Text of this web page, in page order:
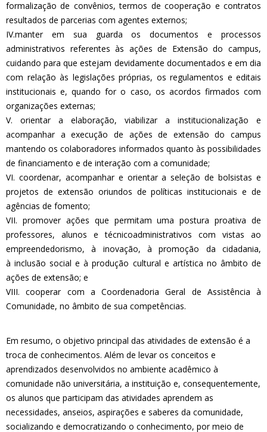
formalização de convênios, termos de cooperação e contratos
resultados de parcerias com agentes externos;
IV.manter em sua guarda os documentos e processos
administrativos referentes às ações de Extensão do campus,
cuidando para que estejam devidamente documentados e em dia
com relação às legislações próprias, os regulamentos e editais
institucionais e, quando for o caso, os acordos firmados com
organizações externas;
V. orientar a elaboração, viabilizar a institucionalização e
acompanhar a execução de ações de extensão do campus
mantendo os colaboradores informados quanto às possibilidades
de financiamento e de interação com a comunidade;
VI. coordenar, acompanhar e orientar a seleção de bolsistas e
projetos de extensão oriundos de políticas institucionais e de
agências de fomento;
VII. promover ações que permitam uma postura proativa de
professores, alunos e técnicoadministrativos com vistas ao
empreendedorismo, à inovação, à promoção da cidadania,
à inclusão social e à produção cultural e artística no âmbito de
ações de extensão; e
VIII. cooperar com a Coordenadoria Geral de Assistência à
Comunidade, no âmbito de sua competências.
Em resumo, o objetivo principal das atividades de extensão é a
troca de conhecimentos. Além de levar os conceitos e
aprendizados desenvolvidos no ambiente acadêmico à
comunidade não universitária, a instituição e, consequentemente,
os alunos que participam das atividades aprendem as
necessidades, anseios, aspirações e saberes da comunidade,
socializando e democratizando o conhecimento, por meio de